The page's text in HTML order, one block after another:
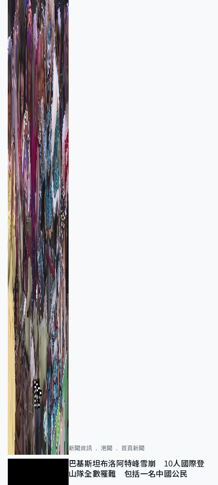
新聞資訊 港聞 首頁新聞
巴基斯坦布洛阿特峰雪崩 10人國際登
山隊全數罹難 包括一名中國公民